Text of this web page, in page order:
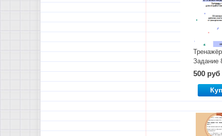
Задание
500 руб